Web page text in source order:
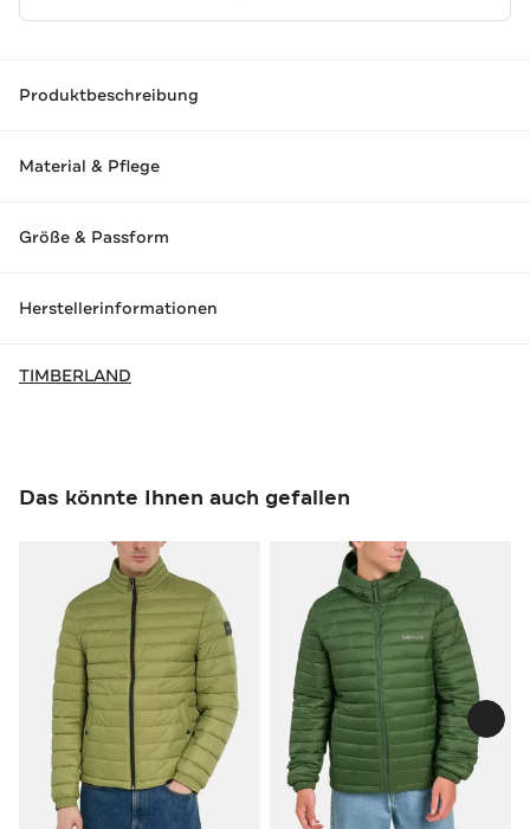
Produktbeschreibung
Material & Pflege
Größe & Passform
Herstellerinformationen
TIMBERLAND
Das könnte Ihnen auch gefallen